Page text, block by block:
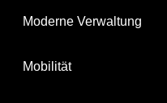
Moderne Verwaltung
Mobilität